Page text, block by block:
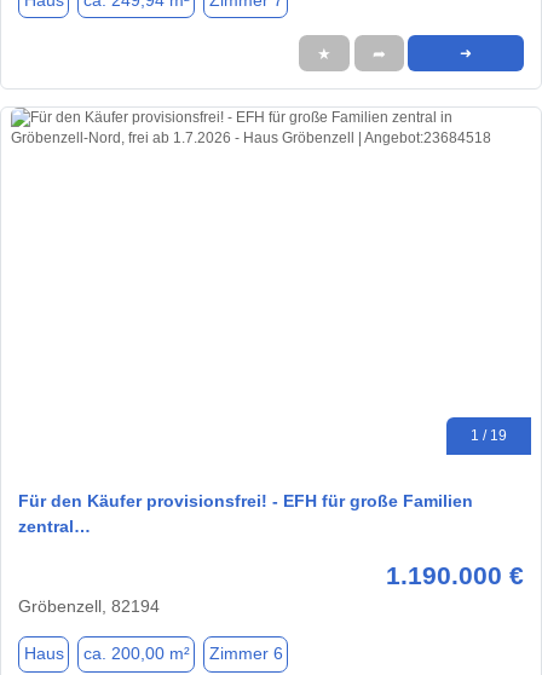
★ ➦ ➜
1 / 19
Für den Käufer provisionsfrei! - EFH für große Familien
zentral…
1.190.000 €
Gröbenzell, 82194
Haus ca. 200,00 m² Zimmer 6